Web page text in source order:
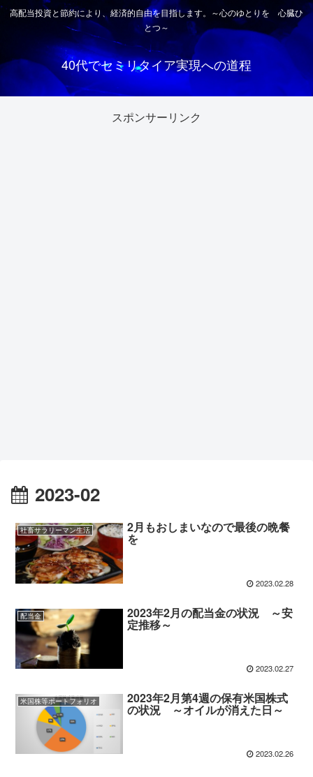
高配当投資と節約により、経済的自由を目指します。～心のゆとりを 心臓ひ
とつ～
40代でセミリタイア実現への道程
スポンサーリンク
2023-02
社畜サラリーマン生活 2月もおしまいなので最後の晩餐
を
2023.02.28
配当金 2023年2月の配当金の状況 ～安
定推移～
2023.02.27
米国株等ポートフォリオ 2023年2月第4週の保有米国株式
の状況 ～オイルが消えた日～
2023.02.26